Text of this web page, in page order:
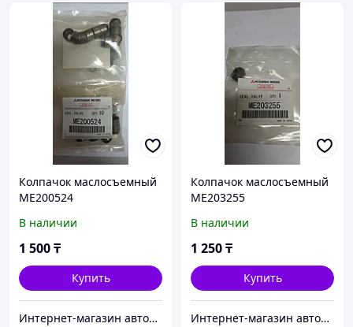
Колпачок маслосъемный
ME200524
В наличии
1 500₸
Купить
Интернет-магазин автозапчастей Parts-shop.kz
Колпачок маслосъемный
ME203255
В наличии
1 250₸
Купить
Интернет-магазин автозапчастей Parts-shop.kz